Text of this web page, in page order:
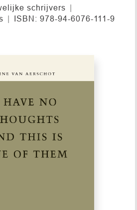
schrijvers
ISBN: 978-94-6076-111-9